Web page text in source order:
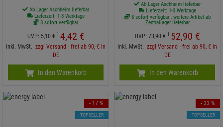
Ab Lager Aschheim lieferbar
Lieferzeit: 1-3 Werktage
8 sofort verfügbar
UVP: 5,10 € 1 4,42 €
inkl. MwSt. zzgl Versand - frei ab 90,-€ in
DE
In den Warenkorb
Ab Lager Aschheim lieferbar
Lieferzeit: 1-3 Werktage
8 sofort verfügbar , weitere Artikel ab
Zentrallager lieferbar
UVP: 73,90 € 1 52,90 €
inkl. MwSt. zzgl Versand - frei ab 90,-€ in
DE
In den Warenkorb
- 17 %
TOPSELLER
- 33 %
TOPSELLER